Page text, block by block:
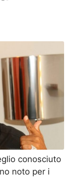
conosciuto
noto per i